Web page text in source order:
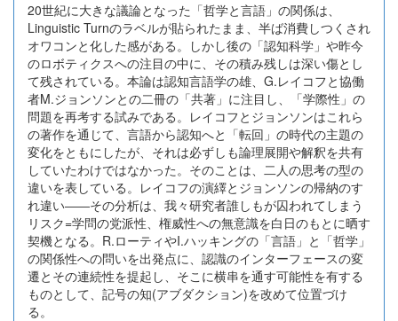
20世紀に大きな議論となった「哲学と言語」の関係は、
Linguistic Turnのラベルが貼られたまま、半ば消費しつくされ
オワコンと化した感がある。しかし後の「認知科学」や昨今
のロボティクスへの注目の中に、その積み残しは深い傷とし
て残されている。本論は認知言語学の雄、G.レイコフと協働
者M.ジョンソンとの二冊の「共著」に注目し、「学際性」の
問題を再考する試みである。レイコフとジョンソンはこれら
の著作を通じて、言語から認知へと「転回」の時代の主題の
変化をともにしたが、それは必ずしも論理展開や解釈を共有
していたわけではなかった。そのことは、二人の思考の型の
違いを表している。レイコフの演繹とジョンソンの帰納のす
れ違い――その分析は、我々研究者誰しもが囚われてしまう
リスク=学問の党派性、権威性への無意識を白日のもとに晒す
契機となる。R.ローティやI.ハッキングの「言語」と「哲学」
の関係性への問いを出発点に、認識のインターフェースの変
遷とその連続性を提起し、そこに横串を通す可能性を有する
ものとして、記号の知(アブダクション)を改めて位置づけ
る。